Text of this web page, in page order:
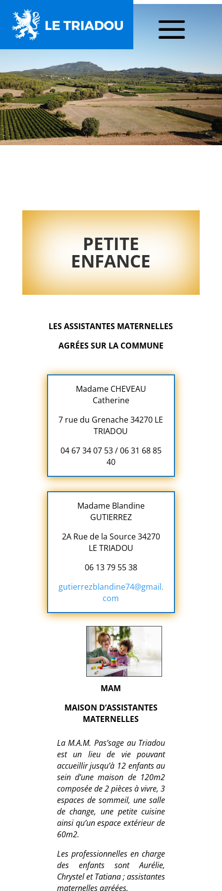
PETITE
ENFANCE
LES ASSISTANTES MATERNELLES
AGRÉES SUR LA COMMUNE
Madame CHEVEAU
Catherine
7 rue du Grenache 34270 LE
TRIADOU
04 67 34 07 53 / 06 31 68 85
40
Madame Blandine
GUTIERREZ
2A Rue de la Source 34270
LE TRIADOU
06 13 79 55 38
gutierrezblandine74@gmail.
com
MAM
MAISON D’ASSISTANTES
MATERNELLES
La M.A.M. Pas’sage au Triadou
est un lieu de vie pouvant
accueillir jusqu’à 12 enfants au
sein d’une maison de 120m2
composée de 2 pièces à vivre, 3
espaces de sommeil, une salle
de change, une petite cuisine
ainsi qu’un espace extérieur de
60m2.
Les professionnelles en charge
des enfants sont Aurélie,
Chrystel et Tatiana ; assistantes
maternelles agréées.